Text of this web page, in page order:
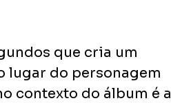
que cria um
lugar do personagem
contexto do álbum é a